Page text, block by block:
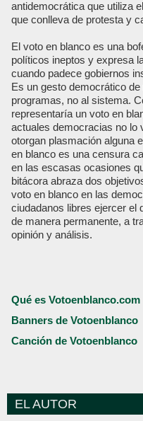
antidemocrática que utiliza
que conlleva de protesta y
El voto en blanco es una
políticos ineptos y expresa
cuando padece gobiernos
Es un gesto democrático
programas, no al sistema.
representaría un voto en
actuales democracias no lo
otorgan plasmación alguna
en blanco es una censura
en las escasas ocasiones
bitácora abraza dos
voto en blanco en las
ciudadanos libres ejercer el
de manera permanente, a
opinión y análisis.
Qué es Votoenblanco.com
Banners de Votoenblanco
Canción de Votoenblanco
EL AUTOR